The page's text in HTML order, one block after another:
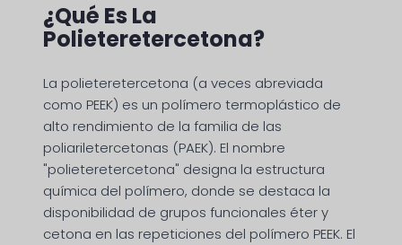
¿Qué Es La
Polieteretercetona?
La polieteretercetona (a veces abreviada
como PEEK) es un polímero termoplástico de
alto rendimiento de la familia de las
poliariletercetonas (PAEK). El nombre
"polieteretercetona" designa la estructura
química del polímero, donde se destaca la
disponibilidad de grupos funcionales éter y
cetona en las repeticiones del polímero PEEK. El